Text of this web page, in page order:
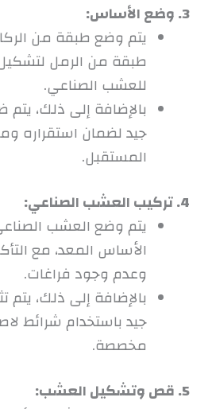
3. وضع الأساس:
يتم وضع طبقة من
طبقة من الرمل
للعشب الصناعي.
بالإضافة إلى ذلك،
جيد لضمان استقراره
المستقبل.
4. تركيب العشب الصناعي:
يتم وضع العشب
الأساس المعد، مع
وعدم وجود فراغات.
بالإضافة إلى ذلك،
جيد باستخدام شرائط
مخصصة.
5. قص وتشكيل العشب: